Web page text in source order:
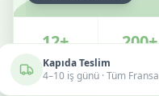
12+
Ülke
200+
Kapıda Teslim
4–10 iş günü · Tüm Fransa